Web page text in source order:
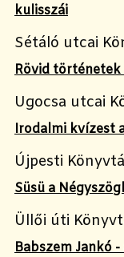
kulisszái
Sétáló utcai
Rövid
Ugocsa utcai
Irodalmi kvízest
Újpesti
Süsü a
Üllői úti
Babszem Jankó